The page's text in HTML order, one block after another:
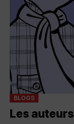
BLOGS
Les